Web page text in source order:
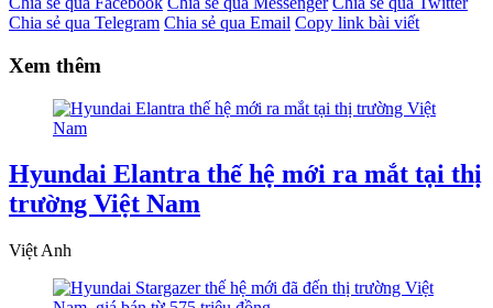
Chia sẻ qua Telegram Chia sẻ qua Email Copy link bài viết
Xem thêm
Hyundai Elantra thế hệ mới ra mắt tại thị
trường Việt Nam
Việt Anh